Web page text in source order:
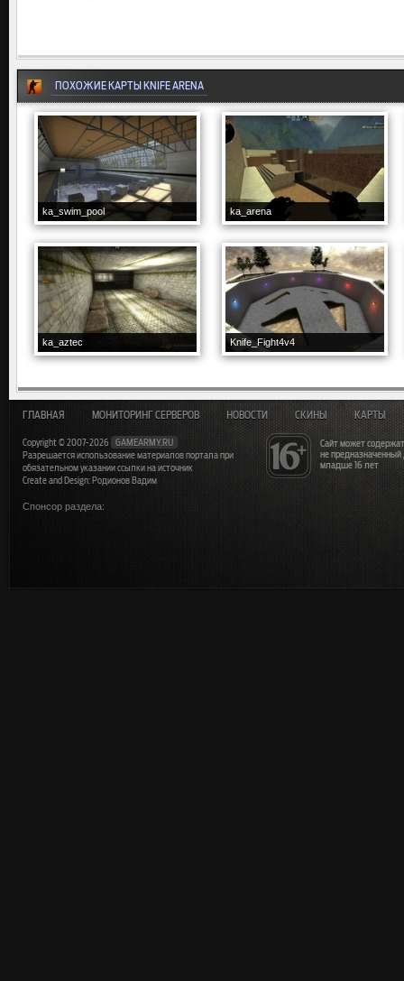
ПОХОЖИЕ КАРТЫ KNIFE ARENA
ka_swim_pool ka_arena
ka_aztec Knife_Fight4v4
Сайт может
не
младше 16 лет
ГЛАВНАЯ МОНИТОРИНГ СЕРВЕРОВ НОВОСТИ СКИНЫ КАРТЫ
Copyright © 2007-2026
GAMEARMY.RU
Разрешается использование материалов портала при
обязательном указании ссылки на источник
Create and Design: Родионов Вадим
Спонсор раздела: